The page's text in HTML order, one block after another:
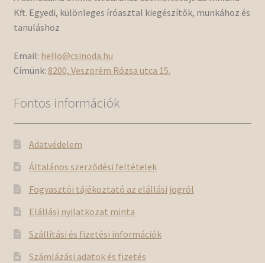
Kft. Egyedi, különleges íróasztal kiegészítők, munkához és
tanuláshoz
Email: hello@csinoda.hu
Címünk: 8200, Veszprém Rózsa utca 15.
Fontos információk
Adatvédelem
Általános szerződési feltételek
Fogyasztói tájékoztató az elállási jogról
Elállási nyilatkozat minta
Szállítási és fizetési információk
Számlázási adatok és fizetés